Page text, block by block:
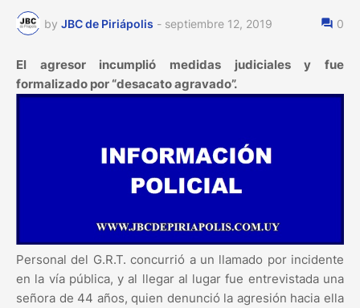
by JBC de Piriápolis - septiembre 12, 2019 0
El agresor incumplió medidas judiciales y fue
formalizado por “desacato agravado”.
Personal del G.R.T. concurrió a un llamado por incidente
en la vía pública, y al llegar al lugar fue entrevistada una
señora de 44 años, quien denunció la agresión hacia ella